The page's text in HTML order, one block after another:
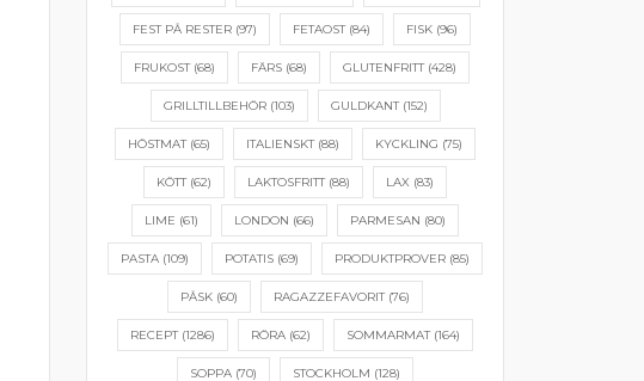
FEST PÅ RESTER (97) FETAOST(84) FISK (96)
FRUKOST(68) FÄRS (68) GLUTENFRITT(428)
GRILLTILLBEHÖR(103) GULDKANT(152)
HÖSTMAT(65) ITALIENSKT(88) KYCKLING (75)
KÖTT(62) LAKTOSFRITT(88) LAX (83)
LIME (61) LONDON (66) PARMESAN (80)
PASTA (109) POTATIS (69) PRODUKTPROVER (85)
PÅSK (60) RAGAZZEFAVORIT(76)
RECEPT(1286) RÖRA (62) SOMMARMAT(164)
SOPPA (70) STOCKHOLM (128)